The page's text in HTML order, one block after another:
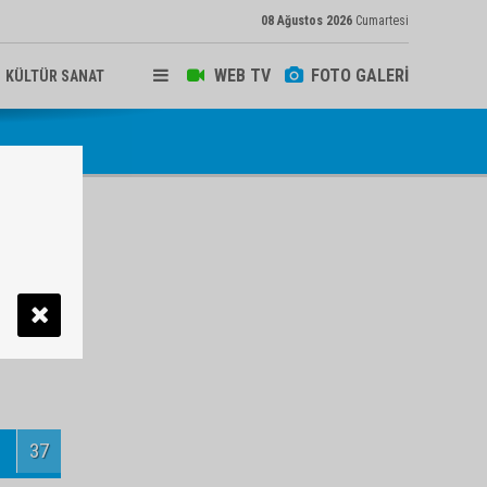
08 Ağustos 2026 Cumartesi
WEB TV FOTO GALERİ
KÜLTÜR SANAT